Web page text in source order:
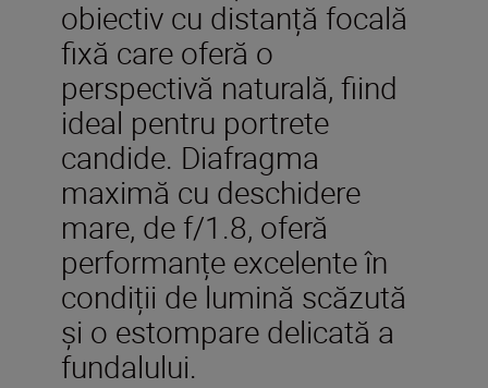
obiectiv cu distanță focală
fixă care oferă o
perspectivă naturală, fiind
ideal pentru portrete
candide. Diafragma
maximă cu deschidere
mare, de f/1.8, oferă
performanțe excelente în
condiții de lumină scăzută
și o estompare delicată a
fundalului.